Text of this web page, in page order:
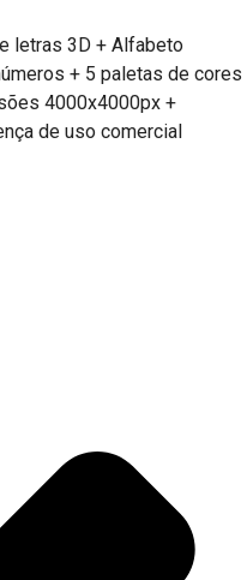
letras 3D + Alfabeto
+ 5 paletas de cores
4000x4000px +
de uso comercial